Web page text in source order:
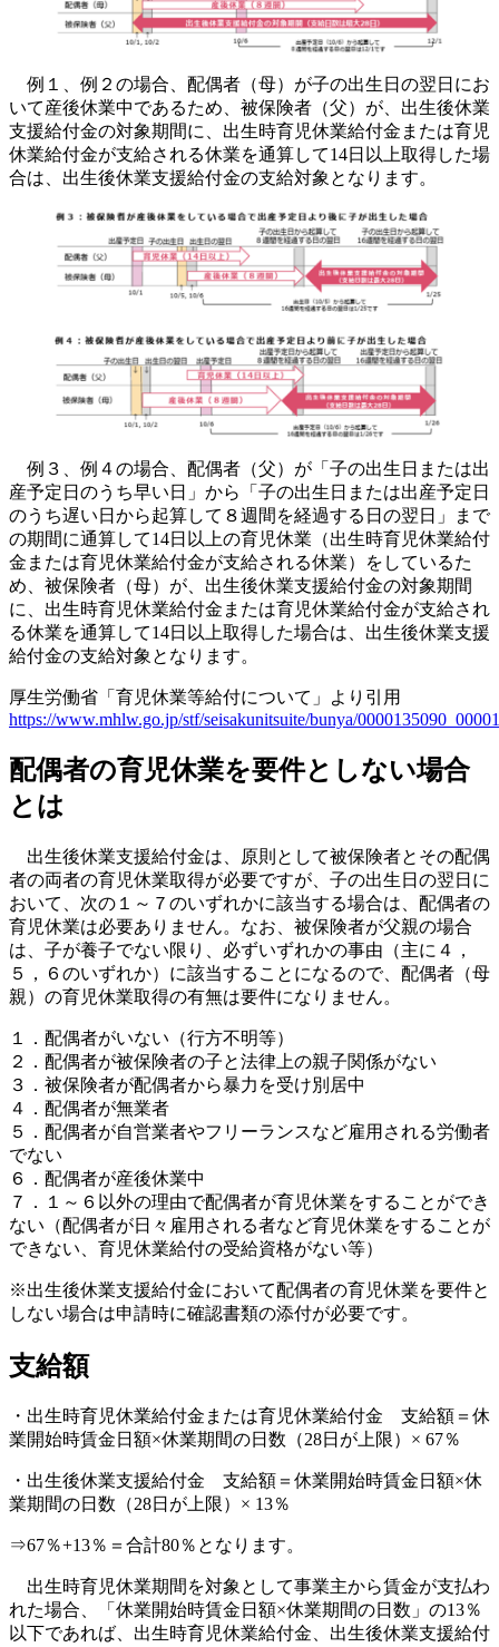
例１、例２の場合、配偶者（母）が子の出生日の翌日にお
いて産後休業中であるため、被保険者（父）が、出生後休業
支援給付金の対象期間に、出生時育児休業給付金または育児
休業給付金が支給される休業を通算して14日以上取得した場
合は、出生後休業支援給付金の支給対象となります。
例３、例４の場合、配偶者（父）が「子の出生日または出
産予定日のうち早い日」から「子の出生日または出産予定日
のうち遅い日から起算して８週間を経過する日の翌日」まで
の期間に通算して14日以上の育児休業（出生時育児休業給付
金または育児休業給付金が支給される休業）をしているた
め、被保険者（母）が、出生後休業支援給付金の対象期間
に、出生時育児休業給付金または育児休業給付金が支給され
る休業を通算して14日以上取得した場合は、出生後休業支援
給付金の支給対象となります。
厚生労働省「育児休業等給付について」より引用
https://www.mhlw.go.jp/stf/seisakunitsuite/bunya/
配偶者の育児休業を要件としない場合
とは
出生後休業支援給付金は、原則として被保険者とその配偶
者の両者の育児休業取得が必要ですが、子の出生日の翌日に
おいて、次の１～７のいずれかに該当する場合は、配偶者の
育児休業は必要ありません。なお、被保険者が父親の場合
は、子が養子でない限り、必ずいずれかの事由（主に４，
５，６のいずれか）に該当することになるので、配偶者（母
親）の育児休業取得の有無は要件になりません。
１．配偶者がいない（行方不明等）
２．配偶者が被保険者の子と法律上の親子関係がない
３．被保険者が配偶者から暴力を受け別居中
４．配偶者が無業者
５．配偶者が自営業者やフリーランスなど雇用される労働者
でない
６．配偶者が産後休業中
７．１～６以外の理由で配偶者が育児休業をすることができ
ない（配偶者が日々雇用される者など育児休業をすることが
できない、育児休業給付の受給資格がない等）
※出生後休業支援給付金において配偶者の育児休業を要件と
しない場合は申請時に確認書類の添付が必要です。
支給額
・出生時育児休業給付金または育児休業給付金 支給額＝休
業開始時賃金日額×休業期間の日数（28日が上限）× 67％
・出生後休業支援給付金 支給額＝休業開始時賃金日額×休
業期間の日数（28日が上限）× 13％
⇒67％+13％＝合計80％となります。
出生時育児休業期間を対象として事業主から賃金が支払わ
れた場合、「休業開始時賃金日額×休業期間の日数」の13％
以下であれば、出生時育児休業給付金、出生後休業支援給付